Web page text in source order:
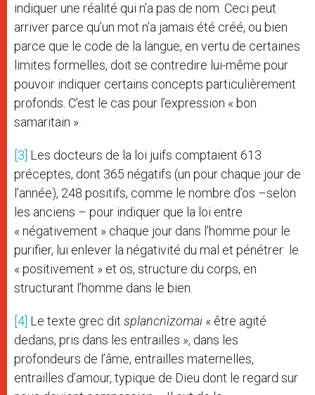
indiquer une réalité qui n’a pas de nom. Ceci peut
arriver parce qu’un mot n’a jamais été créé, ou bien
parce que le code de la langue, en vertu de certaines
limites formelles, doit se contredire lui-même pour
pouvoir indiquer certains concepts particulièrement
profonds. C’est le cas pour l’expression « bon
samaritain ».
[3] Les docteurs de la loi juifs comptaient 613
préceptes, dont 365 négatifs (un pour chaque jour de
l’année), 248 positifs, comme le nombre d’os –selon
les anciens – pour indiquer que la loi entre
« négativement » chaque jour dans l’homme pour le
purifier, lui enlever la négativité du mal et pénétrer le
« positivement » et os, structure du corps, en
structurant l’homme dans le bien.
[4] Le texte grec dit splancnìzomai « être agité
dedans, pris dans les entrailles », dans les
profondeurs de l’âme, entrailles maternelles,
entrailles d’amour, typique de Dieu dont le regard sur